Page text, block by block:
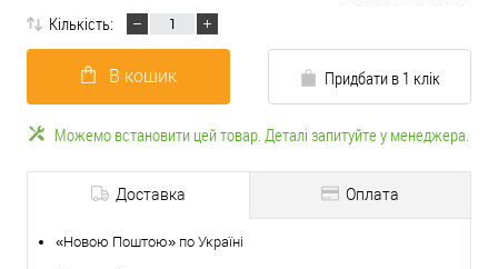
Кількість:
В кошик Придбати в 1 клік
Можемо встановити цей товар. Деталі запитуйте у менеджера.
Доставка Оплата
«Новою Поштою» по Україні